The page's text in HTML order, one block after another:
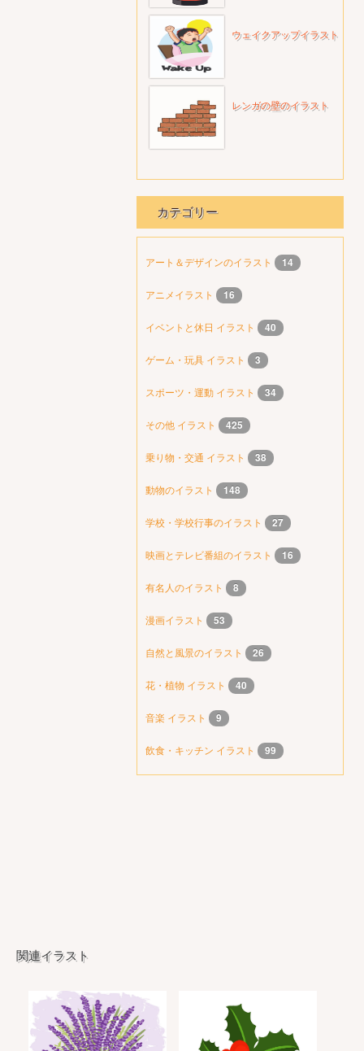
ウェイクアップイラスト
レンガの壁のイラスト
カテゴリー
アート＆デザインのイラスト 14
アニメイラスト 16
イベントと休日 イラスト 40
ゲーム・玩具 イラスト 3
スポーツ・運動 イラスト 34
その他 イラスト 425
乗り物・交通 イラスト 38
動物のイラスト 148
学校・学校行事のイラスト 27
映画とテレビ番組のイラスト 16
有名人のイラスト 8
漫画イラスト 53
自然と風景のイラスト 26
花・植物 イラスト 40
音楽 イラスト 9
飲食・キッチン イラスト 99
関連イラスト